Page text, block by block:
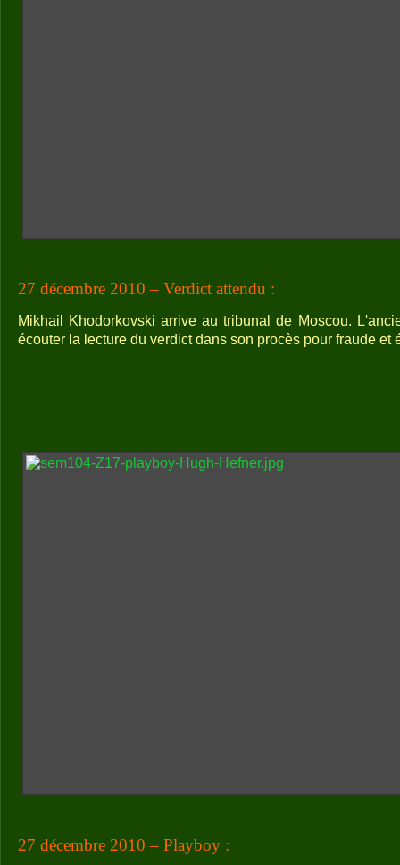
27 décembre 2010 – Verdict attendu :
Mikhail Khodorkovski arrive au tribunal de Moscou.
écouter la lecture du verdict dans son procès pour fraude et
27 décembre 2010 – Playboy :